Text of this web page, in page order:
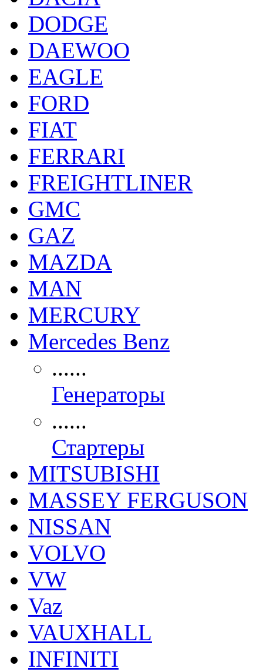
DODGE
DAEWOO
EAGLE
FORD
FIAT
FERRARI
FREIGHTLINER
GMC
GAZ
MAZDA
MAN
MERCURY
Mercedes Benz
......
Генераторы
......
Стартеры
MITSUBISHI
MASSEY FERGUSON
NISSAN
VOLVO
VW
Vaz
VAUXHALL
INFINITI